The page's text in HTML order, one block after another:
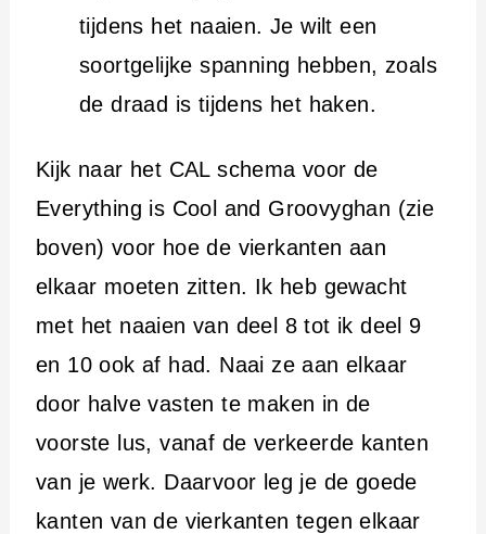
tijdens het naaien. Je wilt een
soortgelijke spanning hebben, zoals
de draad is tijdens het haken.
Kijk naar het CAL schema voor de
Everything is Cool and Groovyghan (zie
boven) voor hoe de vierkanten aan
elkaar moeten zitten. Ik heb gewacht
met het naaien van deel 8 tot ik deel 9
en 10 ook af had. Naai ze aan elkaar
door halve vasten te maken in de
voorste lus, vanaf de verkeerde kanten
van je werk. Daarvoor leg je de goede
kanten van de vierkanten tegen elkaar